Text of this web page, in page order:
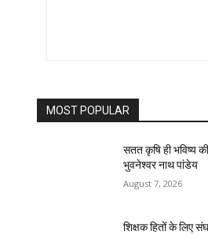
MOST POPULAR
सतत कृषि ही भविष्य
भुवनेश्वर नाथ पांडेय
August 7, 2026
शिक्षक हितों के लिए